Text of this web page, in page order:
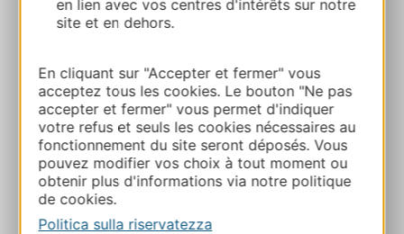
en lien avec vos centres d'intérêts sur notre
site et en dehors.
En cliquant sur "Accepter et fermer" vous
acceptez tous les cookies. Le bouton "Ne pas
accepter et fermer" vous permet d'indiquer
votre refus et seuls les cookies nécessaires au
fonctionnement du site seront déposés. Vous
pouvez modifier vos choix à tout moment ou
obtenir plus d'informations via notre politique
de cookies.
Politica sulla riservatezza
Calcola il tuo percorso
+33 6 95 92 39 33
E-mail
Sito web